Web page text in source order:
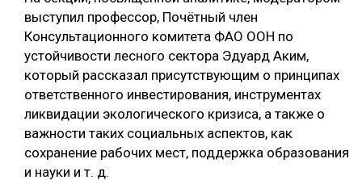
выступил профессор, Почётный член
Консультационного комитета ФАО ООН по
устойчивости лесного сектора Эдуард Аким,
который рассказал присутствующим о принципах
ответственного инвестирования, инструментах
ликвидации экологического кризиса, а также о
важности таких социальных аспектов, как
сохранение рабочих мест, поддержка образования
и науки и т. д.